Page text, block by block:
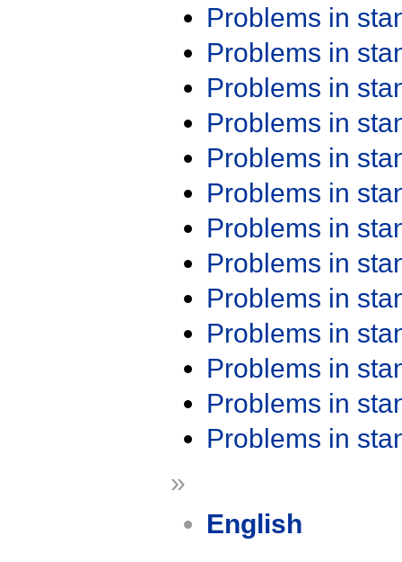
Problems in
Problems in
Problems in
Problems in
Problems in
Problems in
Problems in
Problems in
Problems in
Problems in
Problems in
Problems in
Problems in
»
English